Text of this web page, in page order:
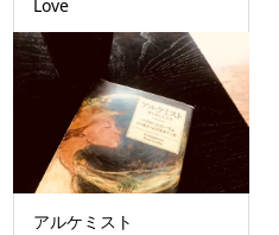
Love
アルケミスト